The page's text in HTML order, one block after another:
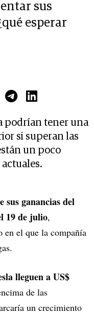
sus
esperar
podrían tener una
si superan las
un poco
sus ganancias del
19 de julio,
en el que la compañía
lleguen a US$
de las
un crecimiento